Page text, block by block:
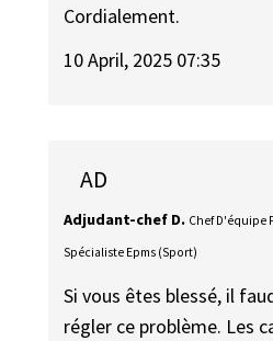
Cordialement.
10 April, 2025 07:35
AD
Adjudant-chef D. Chef D'équipe
Spécialiste Epms (Sport)
Si vous êtes blessé, il
régler ce problème. Les